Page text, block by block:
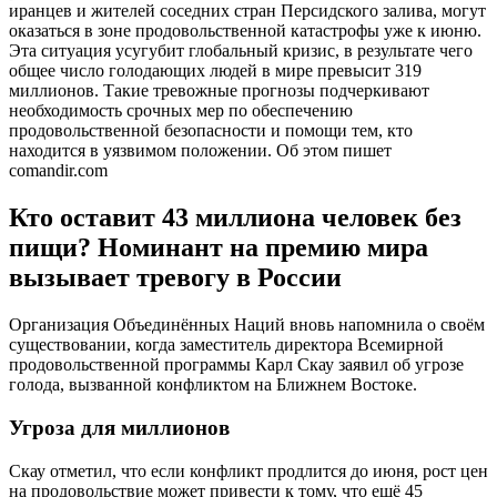
иранцев и жителей соседних стран Персидского залива, могут
оказаться в зоне продовольственной катастрофы уже к июню.
Эта ситуация усугубит глобальный кризис, в результате чего
общее число голодающих людей в мире превысит 319
миллионов. Такие тревожные прогнозы подчеркивают
необходимость срочных мер по обеспечению
продовольственной безопасности и помощи тем, кто
находится в уязвимом положении. Об этом пишет
comandir.com
Кто оставит 43 миллиона человек без
пищи? Номинант на премию мира
вызывает тревогу в России
Организация Объединённых Наций вновь напомнила о своём
существовании, когда заместитель директора Всемирной
продовольственной программы Карл Скау заявил об угрозе
голода, вызванной конфликтом на Ближнем Востоке.
Угроза для миллионов
Скау отметил, что если конфликт продлится до июня, рост цен
на продовольствие может привести к тому, что ещё 45